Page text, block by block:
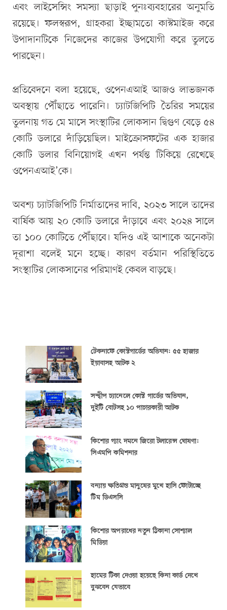
এবং লাইসেন্সিং সমস্যা ছাড়াই পুনঃব্যবহারের অনুমতি
রয়েছে। ফলস্বরূপ, গ্রাহকরা ইচ্ছামতো কাস্টমাইজ করে
উপাদানটিকে নিজেদের কাজের উপযোগী করে তুলতে
পারছেন।
প্রতিবেদনে বলা হয়েছে, ওপেনএআই আজও লাভজনক
অবস্থায় পৌঁছাতে পারেনি। চ্যাটজিপিটি তৈরির সময়ের
তুলনায় গত মে মাসে সংস্থাটির লোকসান দ্বিগুণ বেড়ে ৫৪
কোটি ডলারে দাঁড়িয়েছিল। মাইক্রোসফটের এক হাজার
কোটি ডলার বিনিয়োগই এখন পর্যন্ত টিকিয়ে রেখেছে
ওপেনএআই’কে।
অবশ্য চ্যাটজিপিটি নির্মাতাদের দাবি, ২০২৩ সালে তাদের
বার্ষিক আয় ২০ কোটি ডলারে দাঁড়াবে এবং ২০২৪ সালে
তা ১০০ কোটিতে পৌঁছাবে। যদিও এই আশাকে অনেকটা
দূরাশা বলেই মনে হচ্ছে। কারণ বর্তমান পরিস্থিতিতে
সংস্থাটির লোকসানের পরিমাণই কেবল বাড়ছে।
টেকনাফে কোস্টগার্ডের অভিযান: ৫৫ হাজার
ইয়াবাসহ আটক ২
সন্দ্বীপ চ্যানেলে কোস্ট গার্ডের অভিযান,
দুইটি বোটসহ ১০ পাচারকারী আটক
কিশোর গ্যাং দমনে জিরো টলারেন্স ঘোষণা:
সিএমপি কমিশনার
বন্যায় ক্ষতিগ্রস্ত মানুষের মুখে হাসি ফোটাচ্ছে
টিম ডিএসসি
কিশোর অপরাধের নতুন ঠিকানা সোশ্যাল
মিডিয়া
হামের টিকা দেওয়া হয়েছে কিনা কার্ড দেখে
বুঝবেন যেভাবে